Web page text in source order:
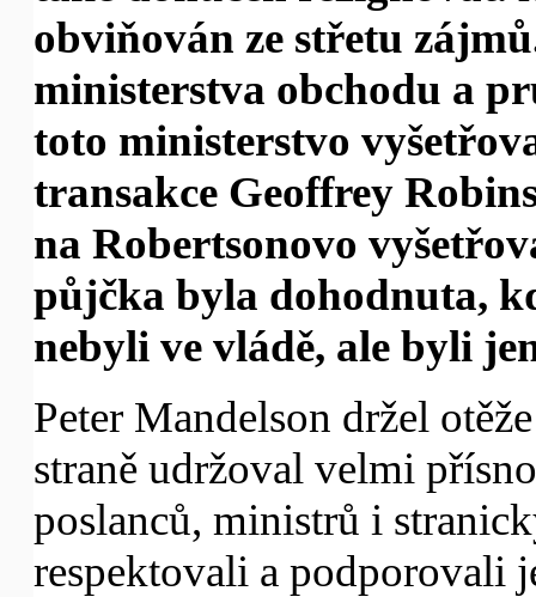
obviňován ze střetu
ministerstva obchodu a
toto ministerstvo
transakce Geoffrey
na Robertsonovo
půjčka byla dohodnuta,
nebyli ve vládě, ale byli
Peter Mandelson držel
straně udržoval velmi
poslanců, ministrů i
respektovali a podporovali